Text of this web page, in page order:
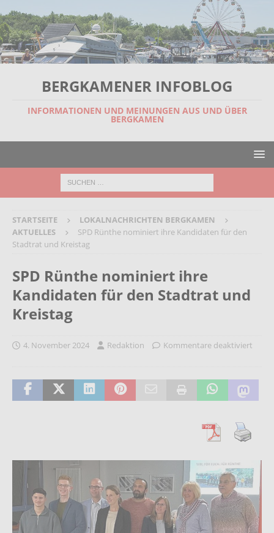
BERGKAMENER INFOBLOG
INFORMATIONEN UND MEINUNGEN AUS UND ÜBER
BERGKAMEN
STARTSEITE
LOKALNACHRICHTEN BERGKAMEN
AKTUELLES
SPD Rünthe nominiert ihre Kandidaten für den
Stadtrat und Kreistag
SPD Rünthe nominiert ihre
Kandidaten für den Stadtrat und
Kreistag
4. November 2024 Redaktion Kommentare deaktiviert